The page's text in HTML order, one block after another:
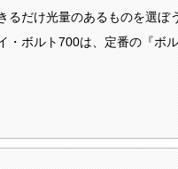
るだけ光量のあるものを選ぼう
・ボルト700は、定番の『ボ